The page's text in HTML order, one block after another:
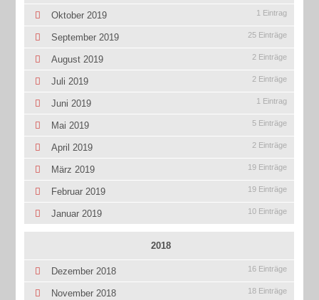
Oktober 2019 1 Eintrag
September 2019 25 Einträge
August 2019 2 Einträge
Juli 2019 2 Einträge
Juni 2019 1 Eintrag
Mai 2019 5 Einträge
April 2019 2 Einträge
März 2019 19 Einträge
Februar 2019 19 Einträge
Januar 2019 10 Einträge
2018
Dezember 2018 16 Einträge
November 2018 18 Einträge